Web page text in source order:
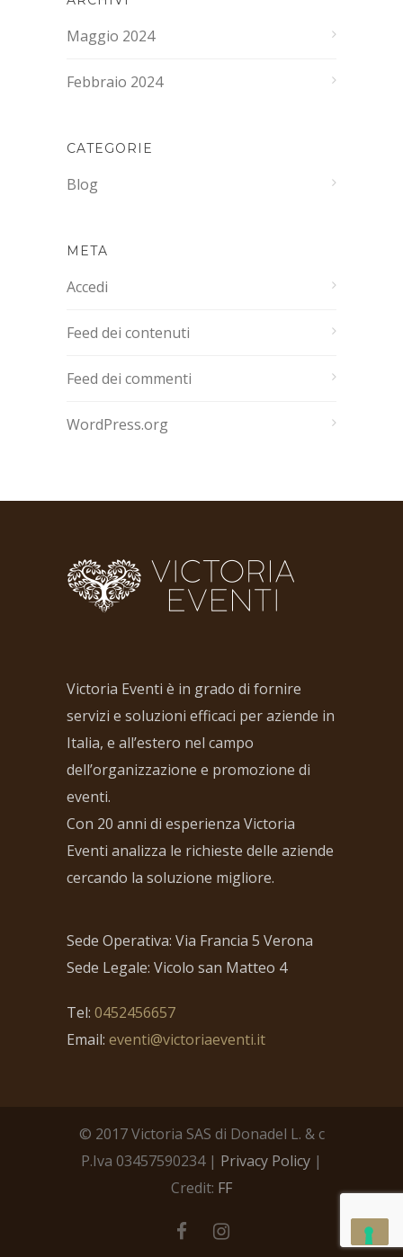
Maggio 2024
Febbraio 2024
CATEGORIE
Blog
META
Accedi
Feed dei contenuti
Feed dei commenti
WordPress.org
Victoria Eventi è in grado di fornire
servizi e soluzioni efficaci per aziende in
Italia, e all’estero nel campo
dell’organizzazione e promozione di
eventi.
Con 20 anni di esperienza Victoria
Eventi analizza le richieste delle aziende
cercando la soluzione migliore.
Sede Operativa: Via Francia 5 Verona
Sede Legale: Vicolo san Matteo 4
Tel: 0452456657
Email: eventi@victoriaeventi.it
© 2017 Victoria SAS di Donadel L. & c
P.Iva 03457590234 | Privacy Policy |
Credit: FF